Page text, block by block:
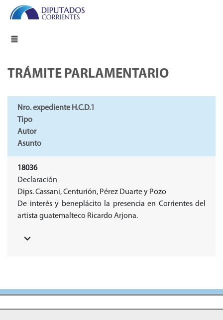
TRÁMITE PARLAMENTARIO
Nro. expediente H.C.D.1
Tipo
Autor
Asunto
18036
Declaración
Dips. Cassani, Centurión, Pérez Duarte y Pozo
De interés y beneplácito la presencia en Corrientes del
artista guatemalteco Ricardo Arjona.